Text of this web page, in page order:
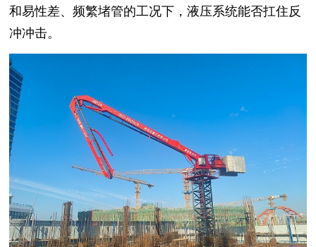
和易性差、频繁堵管的工况下，液压系统能否扛住反
冲冲击。